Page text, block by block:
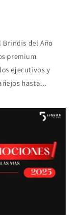
Brindis del Año
premium
ejecutivos y
hasta...